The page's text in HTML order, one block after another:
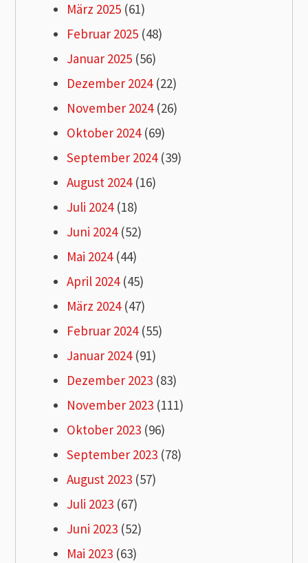
März 2025 (61)
Februar 2025 (48)
Januar 2025 (56)
Dezember 2024(22)
November 2024(26)
Oktober 2024(69)
September 2024(39)
August 2024(16)
Juli 2024(18)
Juni 2024(52)
Mai 2024(44)
April 2024(45)
März 2024(47)
Februar 2024(55)
Januar 2024(91)
Dezember 2023 (83)
November 2023 (111)
Oktober 2023 (96)
September 2023 (78)
August 2023 (57)
Juli 2023 (67)
Juni 2023 (52)
Mai 2023 (63)